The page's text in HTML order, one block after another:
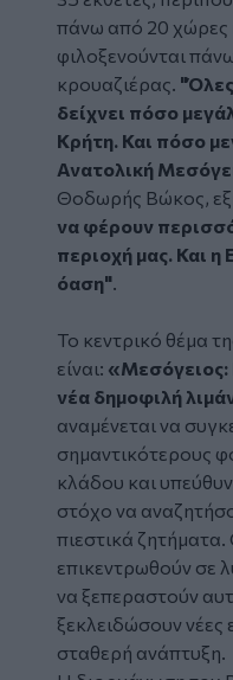
πάνω από 20 χώρες
φιλοξενούνται
κρουαζιέρας.
δείχνει πόσο
Κρήτη. Και πόσο
Ανατολική
Θοδωρής Βώκος,
να φέρουν
περιοχή μας. Και η
όαση".
To κεντρικό θέμα
είναι: «Μεσόγειος:
νέα δημοφιλή
αναμένεται να
σημαντικότερους
κλάδου και
στόχο να
πιεστικά ζητήματα.
επικεντρωθούν σε
να ξεπεραστούν
ξεκλειδώσουν νέες
σταθερή ανάπτυξη.